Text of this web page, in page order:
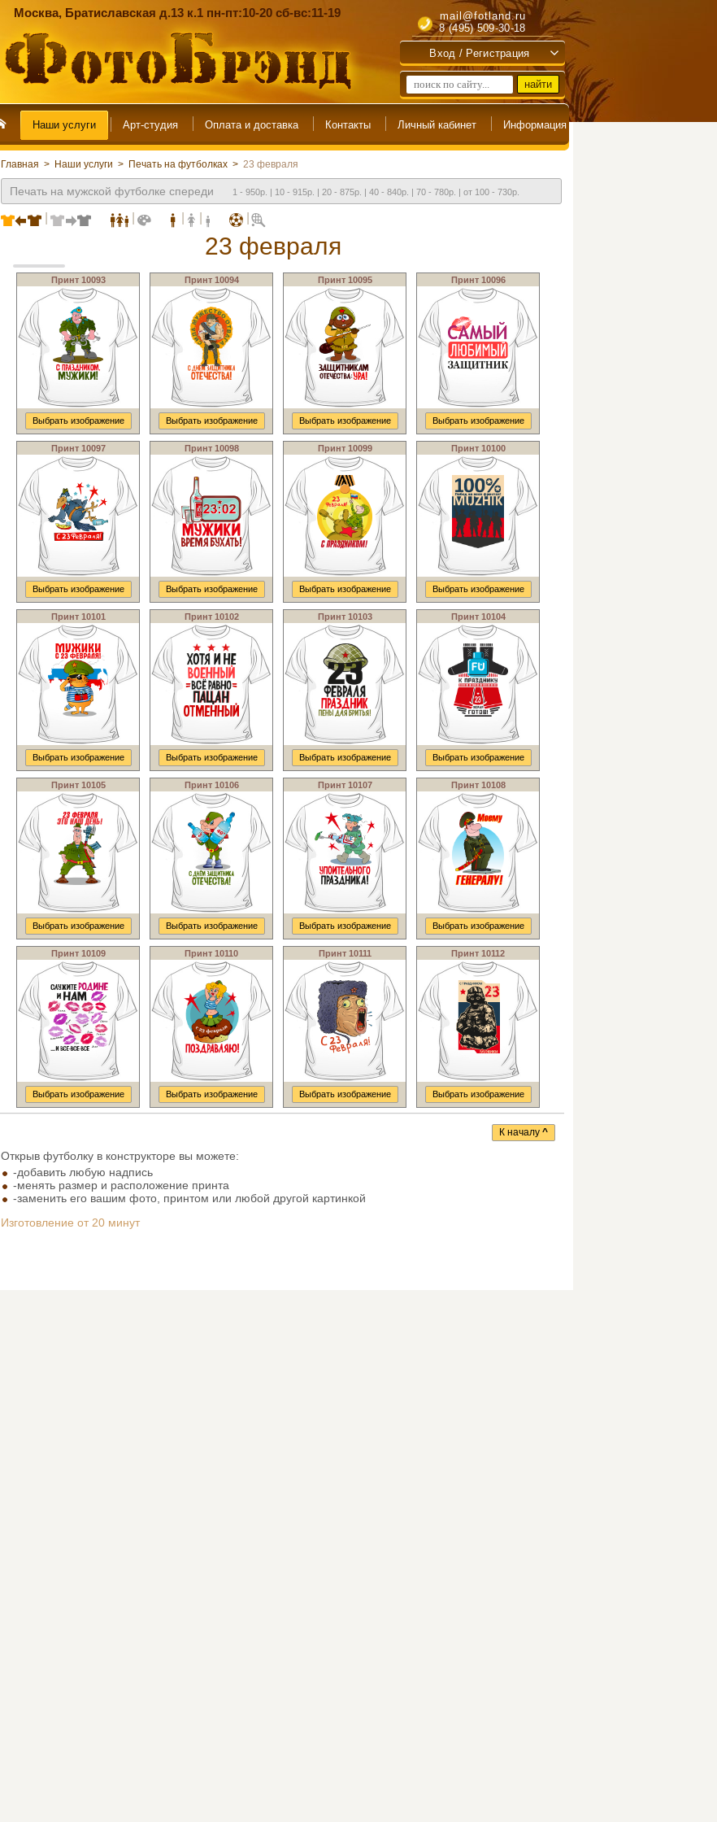
Москва, Братиславская д.13 к.1 пн-пт:10-20 сб-вс:11-19
mail@fotland.ru
8 (495) 509-30-18
Вход / Регистрация
Наши услуги Арт-студия
Главная > Наши услуги > Печать на футболках > 23 февраля
Печать на мужской футболке спереди 1 - 950р. | 10 - 915р. | 20 - 875р. | 40 - 840р. | 70 - 780р. | от 100 - 730р.
 
23 февраля
Принт 10093
Выбрать изображение
Принт 10094
Выбрать изображение
Принт 10095
Выбрать изображение
Принт 10096
Выбрать изображение
Принт 10097
Выбрать изображение
Принт 10098
Выбрать изображение
Принт 10099
Выбрать изображение
Принт 10100
Выбрать изображение
Принт 10101
Выбрать изображение
Принт 10102
Выбрать изображение
Принт 10103
Выбрать изображение
Принт 10104
Выбрать изображение
Принт 10105
Выбрать изображение
Принт 10106
Выбрать изображение
Принт 10107
Выбрать изображение
Принт 10108
Выбрать изображение
Принт 10109
Выбрать изображение
Принт 10110
Выбрать изображение
Принт 10111
Выбрать изображение
Принт 10112
Выбрать изображение
К началу ^
Открыв футболку в конструкторе вы можете:
-добавить любую надпись
-менять размер и расположение принта
-заменить его вашим фото, принтом или любой другой картинкой
Изготовление от 20 минут